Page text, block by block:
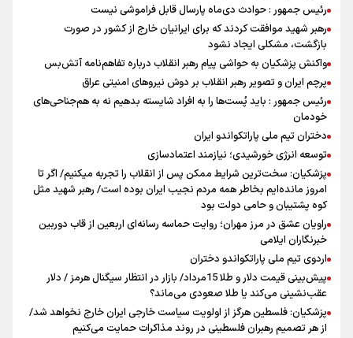
رئیس جمهور : حوادث دی‌ماه پارسال قابل فراموشی نیست
رهبر شهید موافقت کردند که برای ایرانیان خارج از کشور در صورت
بازگشت، مشکلی ایجاد نشود
واکنش پزشکیان به حواشی پیام رهبر انقلاب درباره تفاهم‌نامه آتش‌بس
پرچم ایران و تصویر رهبر انقلاب بر دوش نیروهای امنیتی عراق
رئیس جمهور : باید پُست‌ها را به افراد شایسته بدهیم نه به هم‌جناحی‌های
خودمان
دختران تیم ملی پاراتکواندو ایران
توسعه انرژی خورشیدی؛ نیازمند اعتمادسازی
پزشکیان: سخت‌ترین شرایط ممکن پس از انقلاب را تجربه میکنیم/ اگر تا
امروز مانده‌ایم بخاطر همه‌ مردم نجیب ایران بوده است/ رهبر شهید مثل
کوه پشتیبان و حامی دولت بود
راویان عشق در مرز مهران؛ روایت حماسه‌ رسانه‌ای اربعین از قاب دوربین
خبرنگاران ایلامی
اردوی تیم ملی پاراتکواندو دختران
پیش‌بینی قیمت دلار و طلا 15مرداد/ بازار در انتظار سیگنال هرمز / دلار
عقب‌نشینی می‌کند یا طلا صعودی می‌ماند؟
پزشکیان: فلسطین هرگز از اولویت سیاست خارجی ایران خارج نخواهد شد/
از هر تصمیم رهبران فلسطینی در روند مذاکرات حمایت می‌کنیم